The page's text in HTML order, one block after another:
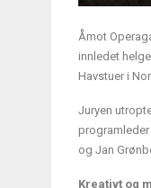
Åmot
innledet
Havstuer i
Juryen
programleder
og Jan
Kreativt og